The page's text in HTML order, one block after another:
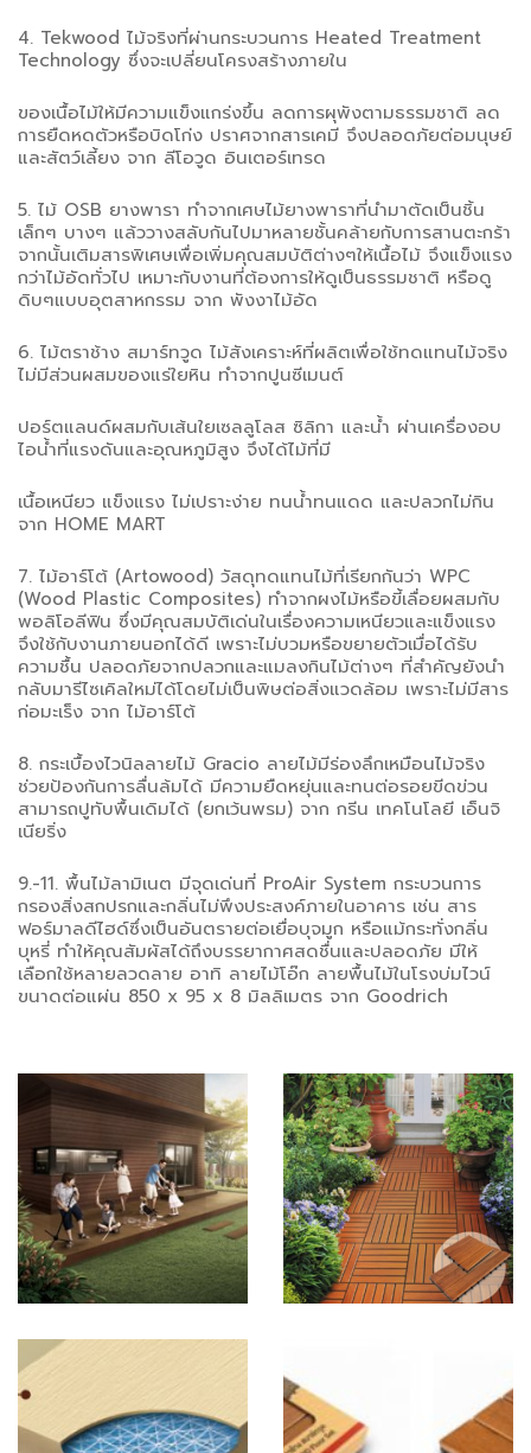
4. Tekwood ไม้จริงที่ผ่านกระบวนการ Heated Treatment
Technology ซึ่งจะเปลี่ยนโครงสร้างภายใน
ของเนื้อไม้ให้มีความแข็งแกร่งขึ้น ลดการผุพังตามธรรมชาติ ลด
การยืดหดตัวหรือบิดโก่ง ปราศจากสารเคมี จึงปลอดภัยต่อมนุษย์
และสัตว์เลี้ยง จาก ลีโอวูด อินเตอร์เทรด
5. ไม้ OSB ยางพารา ทำจากเศษไม้ยางพาราที่นำมาตัดเป็นชิ้น
เล็กๆ บางๆ แล้ววางสลับกันไปมาหลายชั้นคล้ายกับการสานตะกร้า
จากนั้นเติมสารพิเศษเพื่อเพิ่มคุณสมบัติต่างๆให้เนื้อไม้ จึงแข็งแรง
กว่าไม้อัดทั่วไป เหมาะกับงานที่ต้องการให้ดูเป็นธรรมชาติ หรือดู
ดิบๆแบบอุตสาหกรรม จาก พังงาไม้อัด
6. ไม้ตราช้าง สมาร์ทวูด ไม้สังเคราะห์ที่ผลิตเพื่อใช้ทดแทนไม้จริง
ไม่มีส่วนผสมของแร่ใยหิน ทำจากปูนซีเมนต์
ปอร์ตแลนด์ผสมกับเส้นใยเซลลูโลส ซิลิกา และน้ำ ผ่านเครื่องอบ
ไอน้ำที่แรงดันและอุณหภูมิสูง จึงได้ไม้ที่มี
เนื้อเหนียว แข็งแรง ไม่เปราะง่าย ทนน้ำทนแดด และปลวกไม่กิน
จาก HOME MART
7. ไม้อาร์โต้ (Artowood) วัสดุทดแทนไม้ที่เรียกกันว่า WPC
(Wood Plastic Composites) ทำจากผงไม้หรือขี้เลื่อยผสมกับ
พอลิโอลีฟิน ซึ่งมีคุณสมบัติเด่นในเรื่องความเหนียวและแข็งแรง
จึงใช้กับงานภายนอกได้ดี เพราะไม่บวมหรือขยายตัวเมื่อได้รับ
ความชื้น ปลอดภัยจากปลวกและแมลงกินไม้ต่างๆ ที่สำคัญยังนำ
กลับมารีไซเคิลใหม่ได้โดยไม่เป็นพิษต่อสิ่งแวดล้อม เพราะไม่มีสาร
ก่อมะเร็ง จาก ไม้อาร์โต้
8. กระเบื้องไวนิลลายไม้ Gracio ลายไม้มีร่องลึกเหมือนไม้จริง
ช่วยป้องกันการลื่นล้มได้ มีความยืดหยุ่นและทนต่อรอยขีดข่วน
สามารถปูทับพื้นเดิมได้ (ยกเว้นพรม) จาก กรีน เทคโนโลยี เอ็นจิ
เนียริ่ง
9.-11. พื้นไม้ลามิเนต มีจุดเด่นที่ ProAir System กระบวนการ
กรองสิ่งสกปรกและกลิ่นไม่พึงประสงค์ภายในอาคาร เช่น สาร
ฟอร์มาลดีไฮด์ซึ่งเป็นอันตรายต่อเยื่อบุจมูก หรือแม้กระทั่งกลิ่น
บุหรี่ ทำให้คุณสัมผัสได้ถึงบรรยากาศสดชื่นและปลอดภัย มีให้
เลือกใช้หลายลวดลาย อาทิ ลายไม้โอ๊ก ลายพื้นไม้ในโรงบ่มไวน์
ขนาดต่อแผ่น 850 x 95 x 8 มิลลิเมตร จาก Goodrich